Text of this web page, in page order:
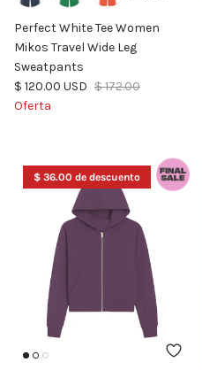
Perfect White Tee Women
Mikos Travel Wide Leg
Sweatpants
Precio de venta
$ 120.00 USD Precio normal
$ 172.00
Oferta
$ 36.00 de descuento